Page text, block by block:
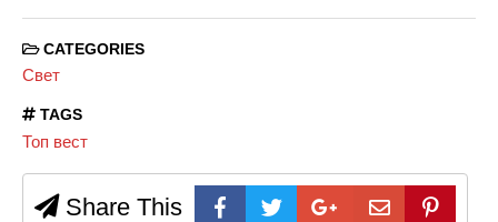
CATEGORIES
Свет
TAGS
Топ вест
Share This